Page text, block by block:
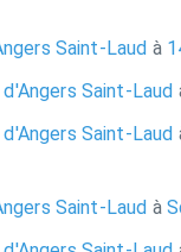
Saint-Laud à
d'Angers Saint-Laud
d'Angers Saint-Laud
Saint-Laud à